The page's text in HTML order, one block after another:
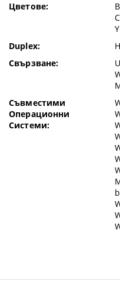
Цветове:
Duplex:
Свързване:
Съвместими
Операционни
Системи: